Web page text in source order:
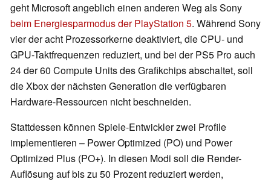
geht Microsoft angeblich einen anderen Weg als Sony
beim Energiesparmodus der PlayStation 5. Während Sony
vier der acht Prozessorkerne deaktiviert, die CPU- und
GPU-Taktfrequenzen reduziert, und bei der PS5 Pro auch
24 der 60 Compute Units des Grafikchips abschaltet, soll
die Xbox der nächsten Generation die verfügbaren
Hardware-Ressourcen nicht beschneiden.
Stattdessen können Spiele-Entwickler zwei Profile
implementieren – Power Optimized (PO) und Power
Optimized Plus (PO+). In diesen Modi soll die Render-
Auflösung auf bis zu 50 Prozent reduziert werden,